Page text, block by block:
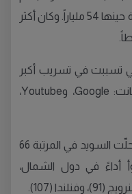
2023، حيث بلغ عدد الملفات المسربة حينها 54 ملياراً. وكان أكثر
تسببت في تسريب أكبر
عدد من الكوكيز إلى الدارك ويب كانت: Google، وYoutube،
أما على مستوى التصنيف العالمي، فحلّت السويد في المرتبة 66
الأسوأ أداءً في دول الشمال،